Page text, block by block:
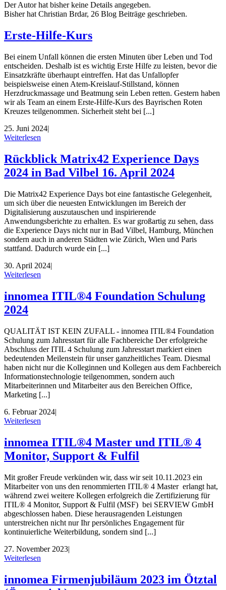
Der Autor hat bisher keine Details angegeben.
Bisher hat Christian Brdar, 26 Blog Beiträge geschrieben.
Erste-Hilfe-Kurs
Bei einem Unfall können die ersten Minuten über Leben und Tod
entscheiden. Deshalb ist es wichtig Erste Hilfe zu leisten, bevor die
Einsatzkräfte überhaupt eintreffen. Hat das Unfallopfer
beispielsweise einen Atem-Kreislauf-Stillstand, können
Herzdruckmassage und Beatmung sein Leben retten. Gestern haben
wir als Team an einem Erste-Hilfe-Kurs des Bayrischen Roten
Kreuzes teilgenommen. Sicherheit steht bei [...]
25. Juni 2024|
Weiterlesen
Rückblick Matrix42 Experience Days
2024 in Bad Vilbel 16. April 2024
Die Matrix42 Experience Days bot eine fantastische Gelegenheit,
um sich über die neuesten Entwicklungen im Bereich der
Digitalisierung auszutauschen und inspirierende
Anwendungsberichte zu erhalten. Es war großartig zu sehen, dass
die Experience Days nicht nur in Bad Vilbel, Hamburg, München
sondern auch in anderen Städten wie Zürich, Wien und Paris
stattfand. Dadurch wurde ein [...]
30. April 2024|
Weiterlesen
innomea ITIL®4 Foundation Schulung
2024
QUALITÄT IST KEIN ZUFALL - innomea ITIL®4 Foundation
Schulung zum Jahresstart für alle Fachbereiche Der erfolgreiche
Abschluss der ITIL 4 Schulung zum Jahresstart markiert einen
bedeutenden Meilenstein für unser ganzheitliches Team. Diesmal
haben nicht nur die Kolleginnen und Kollegen aus dem Fachbereich
Informationstechnologie teilgenommen, sondern auch
Mitarbeiterinnen und Mitarbeiter aus den Bereichen Office,
Marketing [...]
6. Februar 2024|
Weiterlesen
innomea ITIL®4 Master und ITIL® 4
Monitor, Support & Fulfil
Mit großer Freude verkünden wir, dass wir seit 10.11.2023 ein
Mitarbeiter von uns den renommierten ITIL® 4 Master erlangt hat,
während zwei weitere Kollegen erfolgreich die Zertifizierung für
ITIL® 4 Monitor, Support & Fulfil (MSF) bei SERVIEW GmbH
abgeschlossen haben. Diese herausragenden Leistungen
unterstreichen nicht nur Ihr persönliches Engagement für
kontinuierliche Weiterbildung, sondern sind [...]
27. November 2023|
Weiterlesen
innomea Firmenjubiläum 2023 im Ötztal